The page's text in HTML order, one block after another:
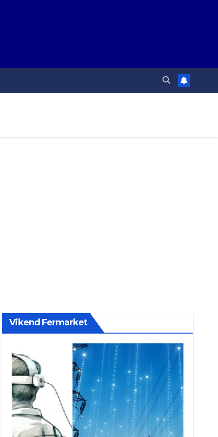
Vikend Fermarket